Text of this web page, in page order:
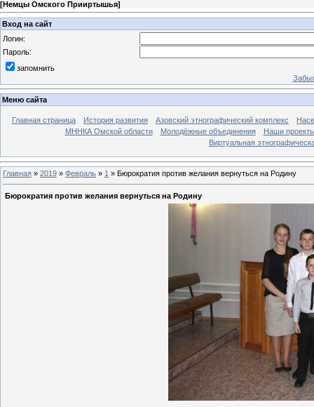
[Немцы Омского Прииртышья]
Вход на сайт
Логин:
Пароль:
запомнить
Меню сайта
Главная страница История развития Азовский этнографический комплекс
МННКА Омской области
Молодёжные объединения
Наши
Виртуальная
Главная » 2019 » Февраль » 1 » Бюрократия против желания вернуться на Родину
Бюрократия против желания вернуться на Родину